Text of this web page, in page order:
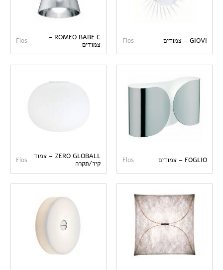
GIOVI – צמודים Flos
ROMEO BABE C –
צמודים
Flos
FOGLIO – צמודים Flos
ZERO GLOBALL – צמוד
קיר/תקרה
Flos